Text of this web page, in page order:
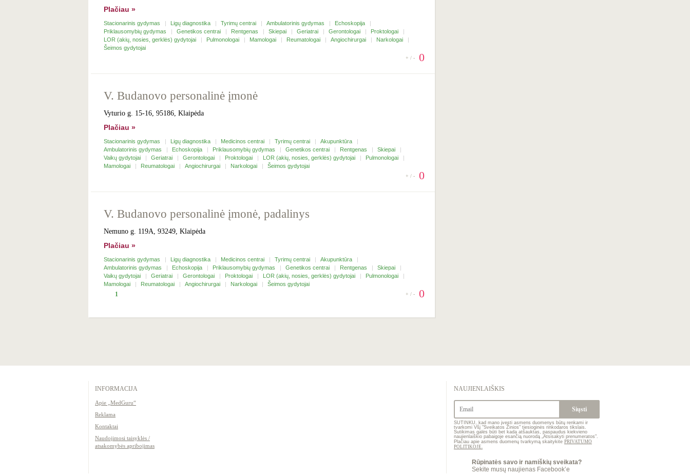
Plačiau »
Stacionarinis gydymas Ligų diagnostika Tyrimų centrai Ambulatorinis gydymas
Echoskopija
Priklausomybių gydymas
Genetikos centrai Rentgenas Skiepai Geriatrai Gerontologai
Proktologai
LOR (akių, nosies, gerklės) gydytojai
Pulmonologai Mamologai Reumatologai Angiochirurgai
Narkologai
Šeimos gydytojai
+ / - 0
V. Budanovo personalinė įmonė
Vyturio g. 15-16, 95186, Klaipėda
Plačiau »
Stacionarinis gydymas Ligų diagnostika Medicinos centrai Tyrimų centrai
Akupunktūra
Ambulatorinis gydymas
Echoskopija Priklausomybių gydymas Genetikos centrai Rentgenas
Skiepai
Vaikų gydytojai
Geriatrai Gerontologai Proktologai LOR (akių, nosies, gerklės) gydytojai
Pulmonologai
Mamologai
Reumatologai Angiochirurgai Narkologai Šeimos gydytojai
+ / - 0
V. Budanovo personalinė įmonė, padalinys
Nemuno g. 119A, 93249, Klaipėda
Plačiau »
Stacionarinis gydymas Ligų diagnostika Medicinos centrai Tyrimų centrai
Akupunktūra
Ambulatorinis gydymas
Echoskopija Priklausomybių gydymas Genetikos centrai Rentgenas
Skiepai
Vaikų gydytojai
Geriatrai Gerontologai Proktologai LOR (akių, nosies, gerklės) gydytojai
Pulmonologai
Mamologai
Reumatologai Angiochirurgai Narkologai Šeimos gydytojai
1 + / - 0
INFORMACIJA
Apie „MedGuru“
Reklama
Kontaktai
Naudojimosi taisyklės /
atsakomybės apribojimas
NAUJIENLAIŠKIS
SUTINKU, kad mano įvesti asmens duomenys būtų renkami ir
tvarkomi Všį "Sveikatos Žinios" tiesioginės rinkodaros tikslais.
Sutikimas galės būti bet kada atšauktas, paspaudus kiekvieno
naujienlaiškio pabaigoje esančią nuorodą „Atsisakyti prenumeratos".
Plačiau apie asmens duomenų tvarkymą skaitykite PRIVATUMO
POLITIKOJE.
Rūpinatės savo ir namiškių sveikata?
Sekite musų naujienas Facebook’e